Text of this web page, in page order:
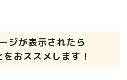
ジが表示されたら
おススメします！